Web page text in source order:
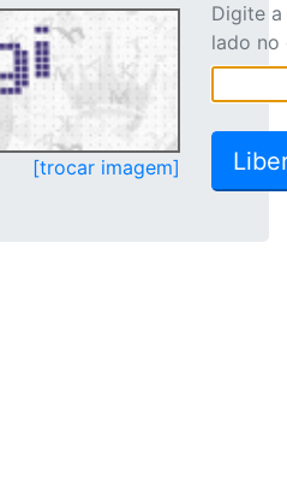
[trocar imagem]
Digite
lado no